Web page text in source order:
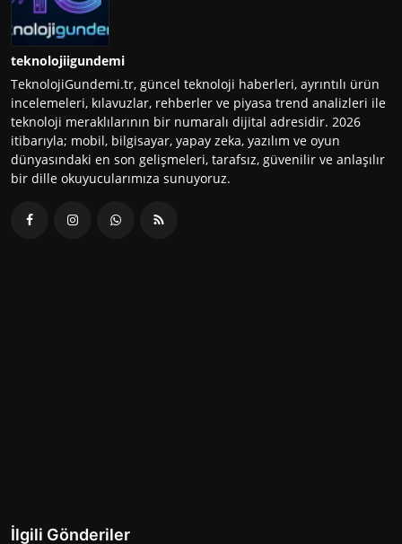
teknolojiigundemi
TeknolojiGundemi.tr, güncel teknoloji haberleri, ayrıntılı ürün
incelemeleri, kılavuzlar, rehberler ve piyasa trend analizleri ile
teknoloji meraklılarının bir numaralı dijital adresidir. 2026
itibarıyla; mobil, bilgisayar, yapay zeka, yazılım ve oyun
dünyasındaki en son gelişmeleri, tarafsız, güvenilir ve anlaşılır
bir dille okuyucularımıza sunuyoruz.
İlgili Gönderiler